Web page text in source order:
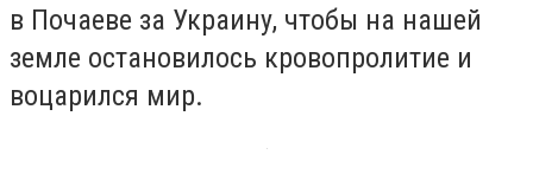
в Почаеве за Украину, чтобы на нашей
земле остановилось кровопролитие и
воцарился мир.